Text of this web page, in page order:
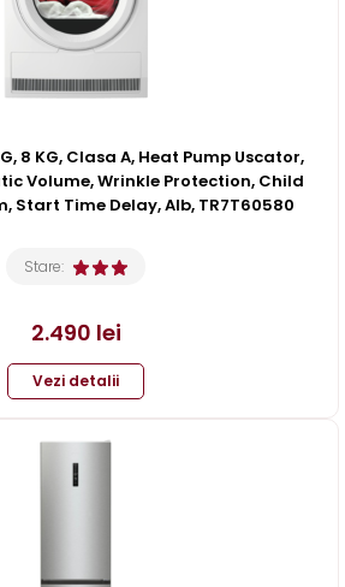
8 KG, Clasa A, Heat Pump Uscator,
Volume, Wrinkle Protection, Child
Start Time Delay, Alb, TR7T60580
Stare:
2.490 lei
Vezi detalii